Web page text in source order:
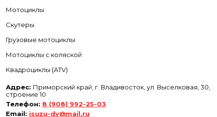
Мотоциклы
Скутеры
Грузовые мотоциклы
Мотоциклы с коляской
Квадроциклы (ATV)
Адрес: Приморский край, г. Владивосток, ул. Выселковая, 30,
строение 10
Телефон: 8 (908) 992-25-03
Email: isuzu-dv@mail.ru